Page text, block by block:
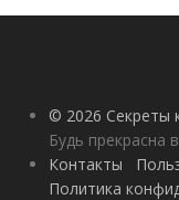
© 2026 Секреты
Будь прекрасна
Контакты
Политика